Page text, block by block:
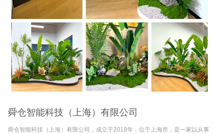
舜仓智能科技（上海）有限公司
舜仓智能科技（上海）有限公司，成立于2018年，位于上海市，是一家以从事